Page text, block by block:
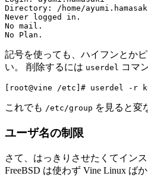
Directory: /home/
Never logged in.
No mail.
記号を使っても、ハイフンとか
い。 削除するには userdel コマ
これでも /etc/group を見ると変
ユーザ名の制限
さて、はっきりさせたくてイン
FreeBSD は使わず Vine Linux ば